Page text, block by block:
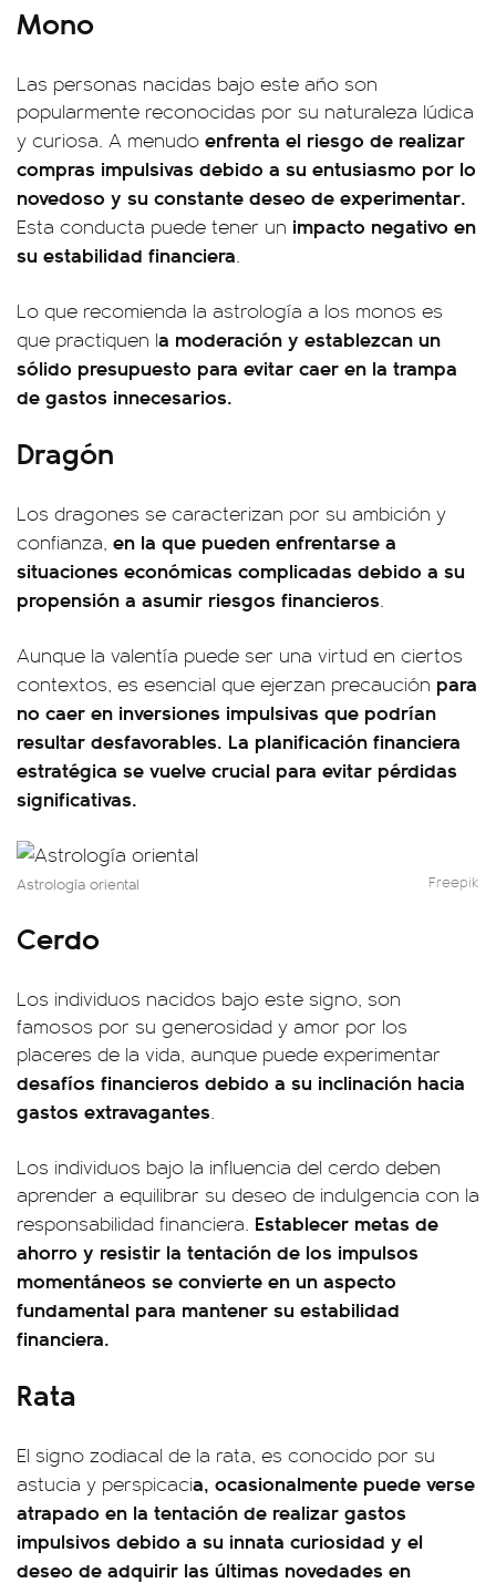
Mono
Las personas nacidas bajo este año son
popularmente reconocidas por su naturaleza lúdica
y curiosa. A menudo enfrenta el riesgo de realizar
compras impulsivas debido a su entusiasmo por lo
novedoso y su constante deseo de experimentar.
Esta conducta puede tener un impacto negativo en
su estabilidad financiera.
Lo que recomienda la astrología a los monos es
que practiquen la moderación y establezcan un
sólido presupuesto para evitar caer en la trampa
de gastos innecesarios.
Dragón
Los dragones se caracterizan por su ambición y
confianza, en la que pueden enfrentarse a
situaciones económicas complicadas debido a su
propensión a asumir riesgos financieros.
Aunque la valentía puede ser una virtud en ciertos
contextos, es esencial que ejerzan precaución para
no caer en inversiones impulsivas que podrían
resultar desfavorables. La planificación financiera
estratégica se vuelve crucial para evitar pérdidas
significativas.
Astrología oriental Freepik
Cerdo
Los individuos nacidos bajo este signo, son
famosos por su generosidad y amor por los
placeres de la vida, aunque puede experimentar
desafíos financieros debido a su inclinación hacia
gastos extravagantes.
Los individuos bajo la influencia del cerdo deben
aprender a equilibrar su deseo de indulgencia con la
responsabilidad financiera. Establecer metas de
ahorro y resistir la tentación de los impulsos
momentáneos se convierte en un aspecto
fundamental para mantener su estabilidad
financiera.
Rata
El signo zodiacal de la rata, es conocido por su
astucia y perspicacia, ocasionalmente puede verse
atrapado en la tentación de realizar gastos
impulsivos debido a su innata curiosidad y el
deseo de adquirir las últimas novedades en